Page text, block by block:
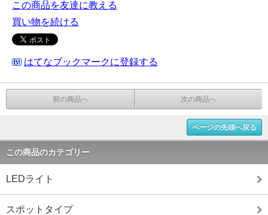
この商品を友達に教える
買い物を続ける
はてなブックマークに登録する
前の商品へ 次の商品へ
ページの先頭へ戻る
この商品のカテゴリー
LEDライト
スポットタイプ